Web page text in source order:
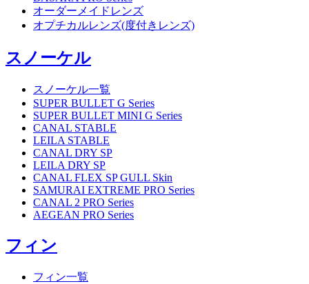
オーダーメイドレンズ
オプチカルレンズ(度付きレンズ)
スノーケル
スノーケル一覧
SUPER BULLET G Series
SUPER BULLET MINI G Series
CANAL STABLE
LEILA STABLE
CANAL DRY SP
LEILA DRY SP
CANAL FLEX SP GULL Skin
SAMURAI EXTREME PRO Series
CANAL 2 PRO Series
AEGEAN PRO Series
フィン
フィン一覧